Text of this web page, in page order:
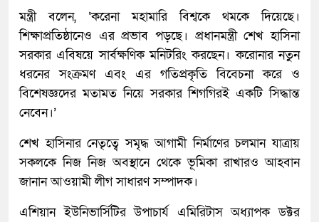
মন্ত্রী বলেন, ‘করেনা মহামারি বিশ্বকে থমকে দিয়েছে।
শিক্ষাপ্রতিষ্ঠানেও এর প্রভাব পড়ছে। প্রধানমন্ত্রী শেখ হাসিনা
সরকার এবিষয়ে সার্বক্ষণিক মনিটরিং করছেন। করোনার নতুন
ধরনের সংক্রমণ এবং এর গতিপ্রকৃতি বিবেচনা করে ও
বিশেষজ্ঞদের মতামত নিয়ে সরকার শিগগিরই একটি সিদ্ধান্ত
নেবেন।’
শেখ হাসিনার নেতৃত্বে সমৃদ্ধ আগামী নির্মাণের চলমান যাত্রায়
সকলকে নিজ নিজ অবস্থানে থেকে ভূমিকা রাখারও আহবান
জানান আওয়ামী লীগ সাধারণ সম্পাদক।
এশিয়ান ইউনিভার্সিটির উপাচার্য এমিরিটাস অধ্যাপক ডক্টর